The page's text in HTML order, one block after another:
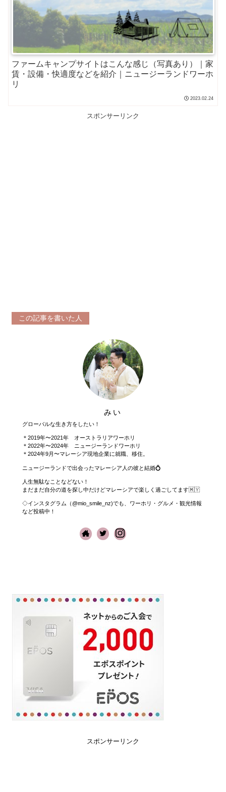
ファームキャンプサイトはこんな感じ（写真あり）｜家
賃・設備・快適度などを紹介｜ニュージーランドワーホ
リ
2023.02.24
スポンサーリンク
この記事を書いた人
みい
グローバルな生き方をしたい！
＊2019年〜2021年 オーストラリアワーホリ
＊2022年〜2024年 ニュージーランドワーホリ
＊2024年9月〜マレーシア現地企業に就職、移住。
ニュージーランドで出会ったマレーシア人の彼と結婚💍
人生無駄なことなどない！
まだまだ自分の道を探し中だけどマレーシアで楽しく過ごしてます🇲🇾
◇インスタグラム（@mio_smile_nz)でも、ワーホリ・グルメ・観光情報
など投稿中！
スポンサーリンク